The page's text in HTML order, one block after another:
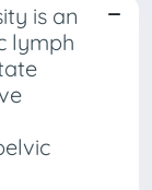
is an
lymph